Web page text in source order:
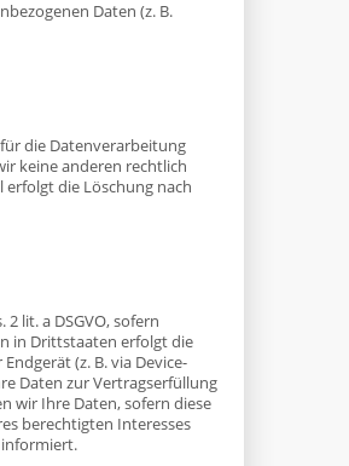
Daten (z. B.
die Datenverarbeitung
keine anderen rechtlich
die Löschung nach
lit. a DSGVO, sofern
in Drittstaaten erfolgt die
(z. B. via Device-
Daten zur Vertragserfüllung
wir Ihre Daten, sofern diese
berechtigten Interesses
informiert.